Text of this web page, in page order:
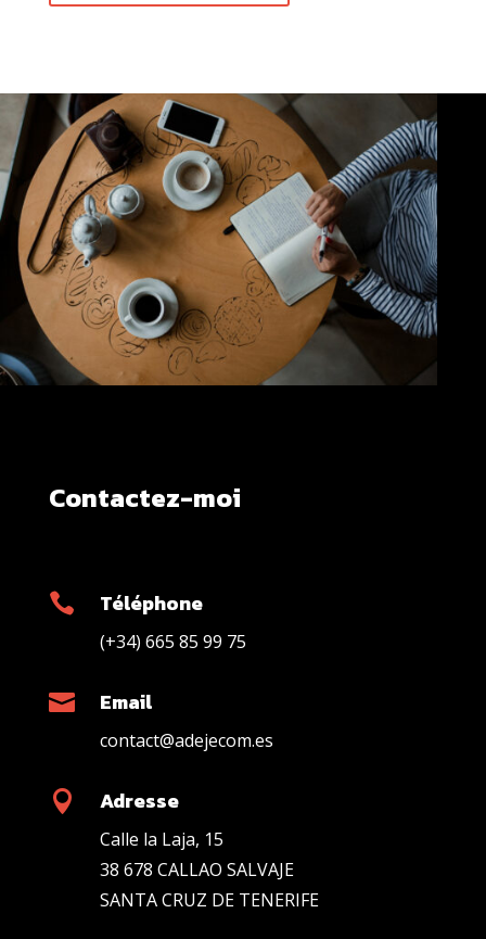
Contactez-moi
 Téléphone
(+34) 665 85 99 75
 Email
contact@adejecom.es
 Adresse
Calle la Laja, 15
38 678 CALLAO SALVAJE
SANTA CRUZ DE TENERIFE